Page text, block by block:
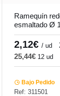
Ramequín
esmaltado Ø
Bistronome
2,12€/ ud
25,44€ 12 ud
Bajo Pedido
Ref: 311501